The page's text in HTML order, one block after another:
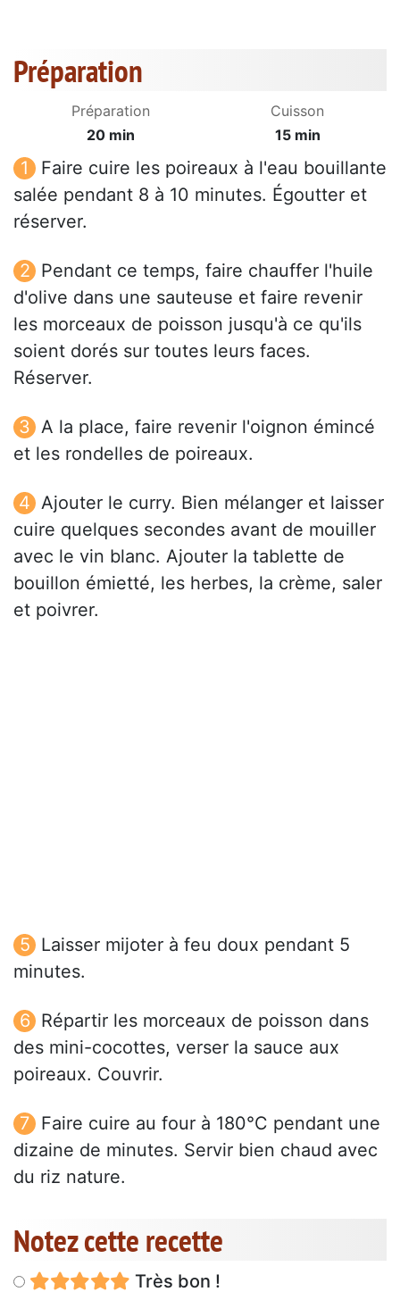
Préparation
Préparation
20 min
Cuisson
15 min
Faire cuire les poireaux à l'eau bouillante
salée pendant 8 à 10 minutes. Égoutter et
réserver.
Pendant ce temps, faire chauffer l'huile
d'olive dans une sauteuse et faire revenir
les morceaux de poisson jusqu'à ce qu'ils
soient dorés sur toutes leurs faces.
Réserver.
A la place, faire revenir l'oignon émincé
et les rondelles de poireaux.
Ajouter le curry. Bien mélanger et laisser
cuire quelques secondes avant de mouiller
avec le vin blanc. Ajouter la tablette de
bouillon émietté, les herbes, la crème, saler
et poivrer.
Laisser mijoter à feu doux pendant 5
minutes.
Répartir les morceaux de poisson dans
des mini-cocottes, verser la sauce aux
poireaux. Couvrir.
Faire cuire au four à 180°C pendant une
dizaine de minutes. Servir bien chaud avec
du riz nature.
Notez cette recette
Très bon !